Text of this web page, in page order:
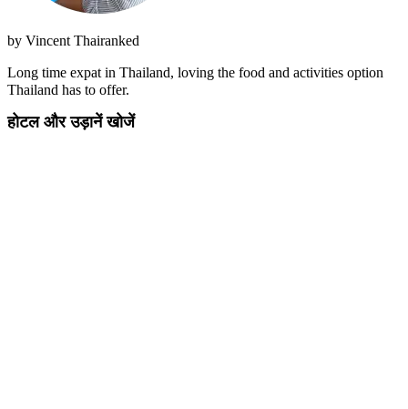
by Vincent Thairanked
Long time expat in Thailand, loving the food and activities option
Thailand has to offer.
होटल और उड़ानें खोजें